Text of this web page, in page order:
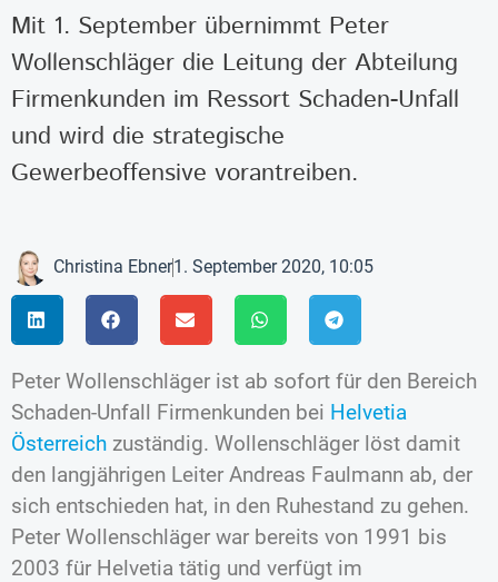
Mit 1. September übernimmt Peter
Wollenschläger die Leitung der Abteilung
Firmenkunden im Ressort Schaden-Unfall
und wird die strategische
Gewerbeoffensive vorantreiben.
Christina Ebner1. September 2020, 10:05
Peter Wollenschläger ist ab sofort für den Bereich
Schaden-Unfall Firmenkunden bei Helvetia
Österreich zuständig. Wollenschläger löst damit
den langjährigen Leiter Andreas Faulmann ab, der
sich entschieden hat, in den Ruhestand zu gehen.
Peter Wollenschläger war bereits von 1991 bis
2003 für Helvetia tätig und verfügt im